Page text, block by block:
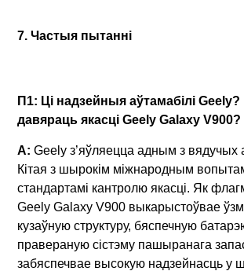
7. Частыя пытанні
П1: Ці надзейныя аўтамабілі
давяраць якасці Geely Galaxy V900?
A: Geely з’яўляецца адным з вядучых
Кітая з шырокім міжнародным вопытам
стандартамі кантролю якасці. Як
Geely Galaxy V900 выкарыстоўвае
кузаўную структуру, бяспечную
правераную сістэму пашыранага
забяспечвае высокую надзейнасць у